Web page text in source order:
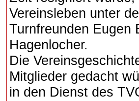
Vereinsleben unter
Turnfreunden Eugen
Hagenlocher.
Die
Mitglieder gedacht
in den Dienst des